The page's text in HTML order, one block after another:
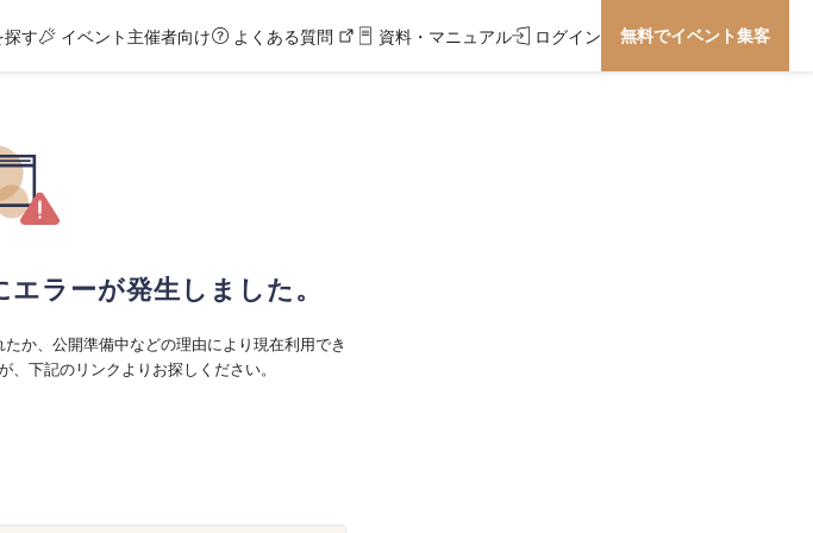
探す イベント主催者向け よくある質問 資料・マニュアル ログイン 無料でイベント集客
ラーが発生しました。
か、公開準備中などの理由により現在利用でき
下記のリンクよりお探しください。